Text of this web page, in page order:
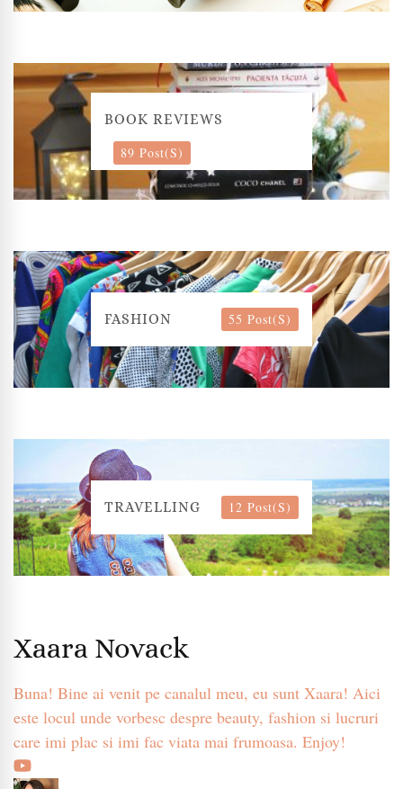
BOOK REVIEWS
89 Post(s)
FASHION 55 Post(s)
TRAVELLING 12 Post(s)
Xaara Novack
Buna! Bine ai venit pe canalul meu, eu sunt Xaara! Aici
este locul unde vorbesc despre beauty, fashion si lucruri
care imi plac si imi fac viata mai frumoasa. Enjoy!